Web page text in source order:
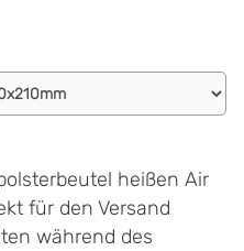
heißen Air
für den Versand
während des